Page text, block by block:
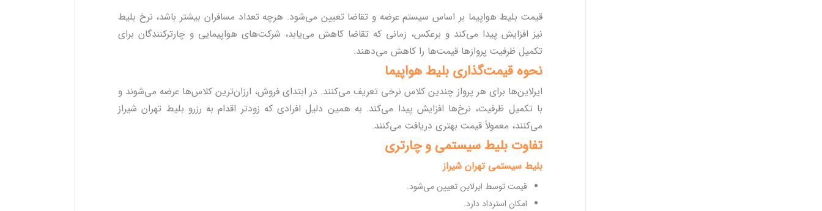
قیمت بلیط هواپیما بر اساس سیستم عرضه و تقاضا تعیین می‌شود. هرچه تعداد مسافران بیشتر باشد، نرخ بلیط
نیز افزایش پیدا می‌کند و برعکس، زمانی که تقاضا کاهش می‌یابد، شرکت‌های هواپیمایی و چارترکنندگان برای
تکمیل ظرفیت پروازها قیمت‌ها را کاهش می‌دهند.
نحوه قیمت‌گذاری بلیط هواپیما
ایرلاین‌ها برای هر پرواز چندین کلاس نرخی تعریف می‌کنند. در ابتدای فروش، ارزان‌ترین کلاس‌ها عرضه می‌شوند و
با تکمیل ظرفیت، نرخ‌ها افزایش پیدا می‌کند. به همین دلیل افرادی که زودتر اقدام به رزرو بلیط تهران شیراز
می‌کنند، معمولاً قیمت بهتری دریافت می‌کنند.
تفاوت بلیط سیستمی و چارتری
بلیط سیستمی تهران شیراز
قیمت توسط ایرلاین تعیین می‌شود.
امکان استرداد دارد.